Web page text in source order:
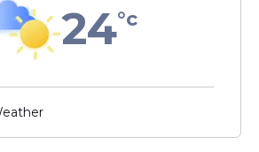
24°c